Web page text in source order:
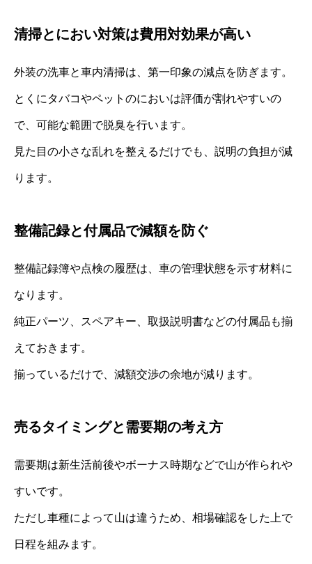
清掃とにおい対策は費用対効果が高い
外装の洗車と車内清掃は、第一印象の減点を防ぎます。
とくにタバコやペットのにおいは評価が割れやすいの
で、可能な範囲で脱臭を行います。
見た目の小さな乱れを整えるだけでも、説明の負担が減
ります。
整備記録と付属品で減額を防ぐ
整備記録簿や点検の履歴は、車の管理状態を示す材料に
なります。
純正パーツ、スペアキー、取扱説明書などの付属品も揃
えておきます。
揃っているだけで、減額交渉の余地が減ります。
売るタイミングと需要期の考え方
需要期は新生活前後やボーナス時期などで山が作られや
すいです。
ただし車種によって山は違うため、相場確認をした上で
日程を組みます。